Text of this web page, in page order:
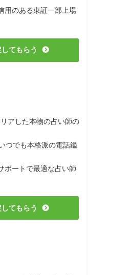
用のある東証一部上場
てもらう
アした本物の占い師の
つでも本格派の電話鑑
ポートで最適な占い師
てもらう